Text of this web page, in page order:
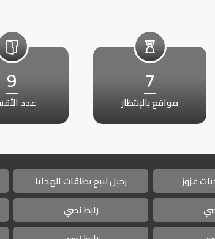
7
مواقع بالإنتظار
9
عدد
عزوز رحيل لبيع بطاقات الهدايا
رابط نصي